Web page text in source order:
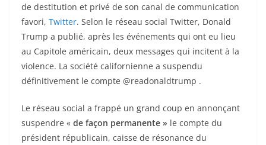
de destitution et privé de son canal de communication
favori, Twitter. Selon le réseau social Twitter, Donald
Trump a publié, après les événements qui ont eu lieu
au Capitole américain, deux messages qui incitent à la
violence. La société californienne a suspendu
définitivement le compte @readonaldtrump .
Le réseau social a frappé un grand coup en annonçant
suspendre « de façon permanente » le compte du
président républicain, caisse de résonance du